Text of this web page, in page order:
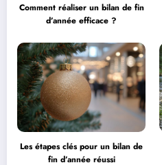
Comment réaliser un bilan de fin
d’année efficace ?
Les étapes clés pour un bilan de
fin d’année réussi